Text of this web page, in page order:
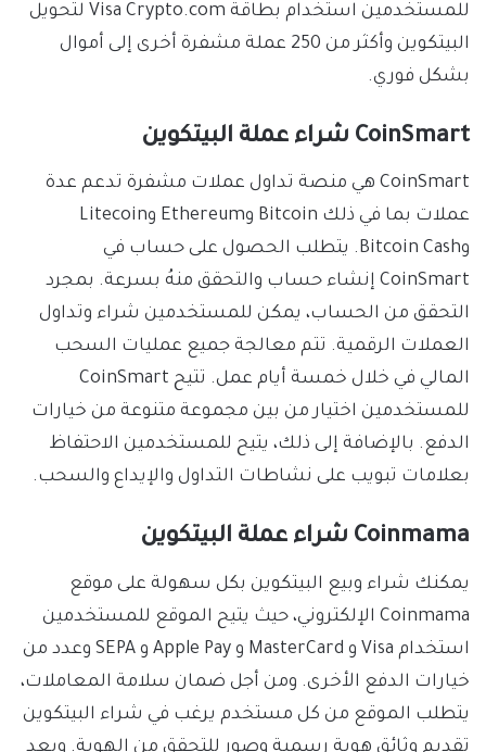
للمستخدمين استخدام بطاقة Visa Crypto.com لتحويل
البيتكوين وأكثر من 250 عملة مشفرة أخرى إلى أموال
بشكل فوري.
CoinSmart شراء عملة البيتكوين
CoinSmart هي منصة تداول عملات مشفرة تدعم عدة
عملات بما في ذلك Bitcoin وEthereum وLitecoin
وBitcoin Cash. يتطلب الحصول على حساب في
CoinSmart إنشاء حساب والتحقق منهُ بسرعة. بمجرد
التحقق من الحساب، يمكن للمستخدمين شراء وتداول
العملات الرقمية. تتم معالجة جميع عمليات السحب
المالي في خلال خمسة أيام عمل. تتيح CoinSmart
للمستخدمين اختيار من بين مجموعة متنوعة من خيارات
الدفع. بالإضافة إلى ذلك، يتيح للمستخدمين الاحتفاظ
بعلامات تبويب على نشاطات التداول والإيداع والسحب.
Coinmama شراء عملة البيتكوين
يمكنك شراء وبيع البيتكوين بكل سهولة على موقع
Coinmama الإلكتروني، حيث يتيح الموقع للمستخدمين
استخدام Visa و MasterCard و Apple Pay و SEPA وعدد من
خيارات الدفع الأخرى. ومن أجل ضمان سلامة المعاملات،
يتطلب الموقع من كل مستخدم يرغب في شراء البيتكوين
تقديم وثائق هوية رسمية وصور للتحقق من الهوية. وبعد